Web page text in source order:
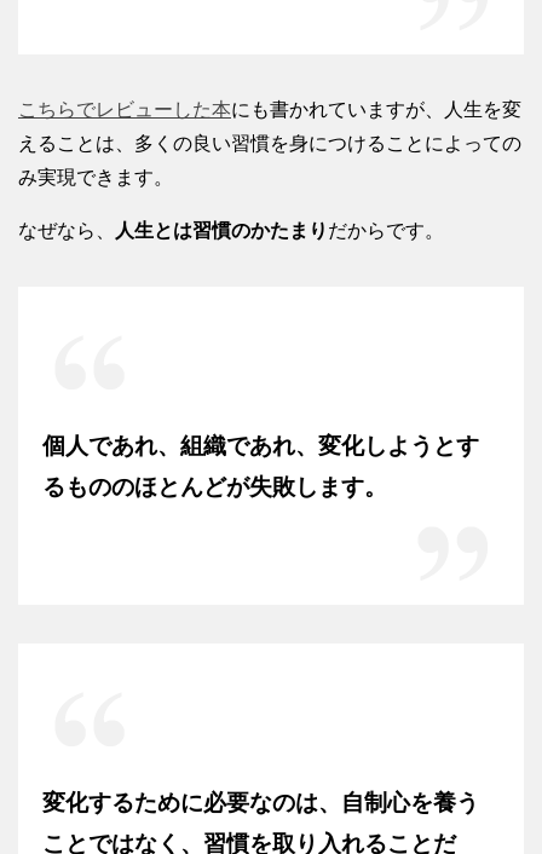
こちらでレビューした本にも書かれていますが、人生を変
えることは、多くの良い習慣を身につけることによっての
み実現できます。
なぜなら、 人生とは習慣のかたまり だからです。
個人であれ、組織であれ、変化しようとす
るもののほとんどが失敗します。
変化するために必要なのは、自制心を養う
ことではなく、習慣を取り入れることだ